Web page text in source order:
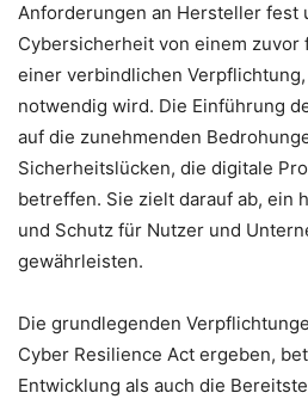
Anforderungen an Hersteller fest
Cybersicherheit von einem
einer verbindlichen
notwendig wird. Die Einführung
auf die zunehmenden
Sicherheitslücken, die digitale
betreffen. Sie zielt darauf ab, ein
und Schutz für Nutzer und
gewährleisten.
Die grundlegenden
Cyber Resilience Act ergeben,
Entwicklung als auch die